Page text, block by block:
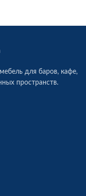
для баров, кафе,
пространств.